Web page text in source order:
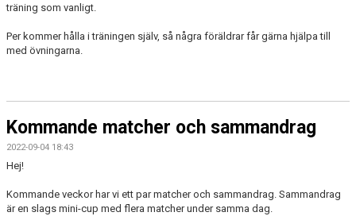
träning som vanligt.
Per kommer hålla i träningen själv, så några föräldrar får gärna hjälpa till
med övningarna.
Kommande matcher och sammandrag
2022-09-04 18:43
Hej!
Kommande veckor har vi ett par matcher och sammandrag. Sammandrag
är en slags mini-cup med flera matcher under samma dag.